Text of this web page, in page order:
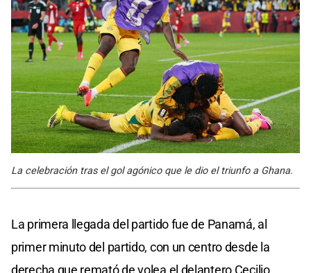
La celebración tras el gol agónico que le dio el triunfo a Ghana.
La primera llegada del partido fue de Panamá, al
primer minuto del partido, con un centro desde la
derecha que remató de volea el delantero Cecilio